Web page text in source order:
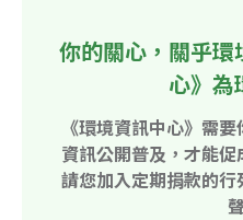
你的關心，關乎
心》為
《環境資訊中心》需
資訊公開普及，才能
請您加入定期捐款的